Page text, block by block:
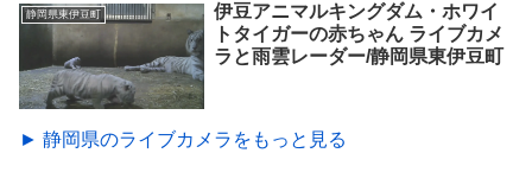
静岡県東伊豆町
伊豆アニマルキングダム・ホワイ
トタイガーの赤ちゃん ライブカメ
ラと雨雲レーダー/静岡県東伊豆町
► 静岡県のライブカメラをもっと見る